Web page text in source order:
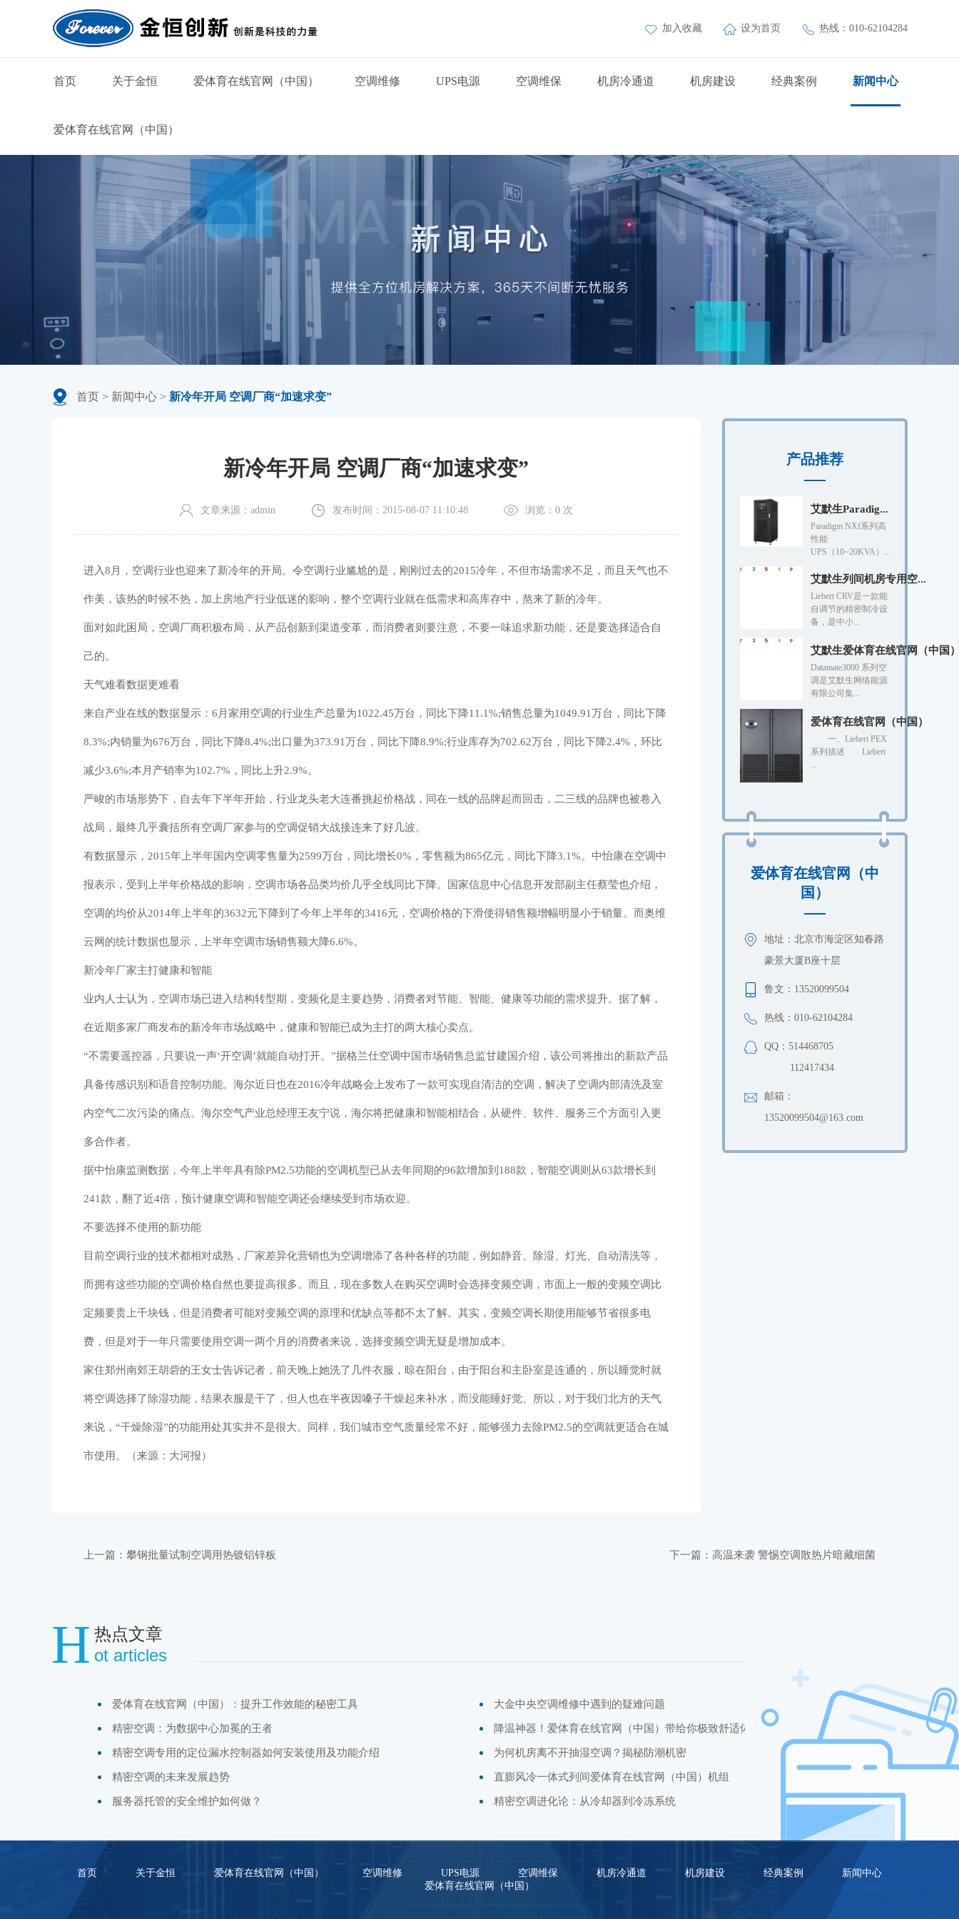
加入收藏 设为首页 热线：010-62104284
首页 关于金恒 爱体育在线官网（中国） 空调维修 UPS电源 空调维保 机房冷通道 机房建设 经典案例 新闻中心
爱体育在线官网（中国）
首页 > 新闻中心 > 新冷年开局 空调厂商“加速求变”
新冷年开局 空调厂商“加速求变”
文章来源：admin 发布时间：2015-08-07 11:10:48 浏览： 0 次
进入8月，空调行业也迎来了新冷年的开局。令空调行业尴尬的是，刚刚过去的2015冷年，不但市场需求不足，而且天气也不
作美，该热的时候不热，加上房地产行业低迷的影响，整个空调行业就在低需求和高库存中，熬来了新的冷年。
面对如此困局，空调厂商积极布局，从产品创新到渠道变革，而消费者则要注意，不要一味追求新功能，还是要选择适合自
己的。
天气难看数据更难看
来自产业在线的数据显示：6月家用空调的行业生产总量为1022.45万台，同比下降11.1%;销售总量为1049.91万台，同比下降
8.3%;内销量为676万台，同比下降8.4%;出口量为373.91万台，同比下降8.9%;行业库存为702.62万台，同比下降2.4%，环比
减少3.6%;本月产销率为102.7%，同比上升2.9%。
严峻的市场形势下，自去年下半年开始，行业龙头老大连番挑起价格战，同在一线的品牌起而回击，二三线的品牌也被卷入
战局，最终几乎囊括所有空调厂家参与的空调促销大战接连来了好几波。
有数据显示，2015年上半年国内空调零售量为2599万台，同比增长0%，零售额为865亿元，同比下降3.1%。中怡康在空调中
报表示，受到上半年价格战的影响，空调市场各品类均价几乎全线同比下降。国家信息中心信息开发部副主任蔡莹也介绍，
空调的均价从2014年上半年的3632元下降到了今年上半年的3416元，空调价格的下滑使得销售额增幅明显小于销量。而奥维
云网的统计数据也显示，上半年空调市场销售额大降6.6%。
新冷年厂家主打健康和智能
业内人士认为，空调市场已进入结构转型期，变频化是主要趋势，消费者对节能、智能、健康等功能的需求提升。据了解，
在近期多家厂商发布的新冷年市场战略中，健康和智能已成为主打的两大核心卖点。
“不需要遥控器，只要说一声‘开空调’就能自动打开。”据格兰仕空调中国市场销售总监甘建国介绍，该公司将推出的新款产品
具备传感识别和语音控制功能。海尔近日也在2016冷年战略会上发布了一款可实现自清洁的空调，解决了空调内部清洗及室
内空气二次污染的痛点。海尔空气产业总经理王友宁说，海尔将把健康和智能相结合，从硬件、软件、服务三个方面引入更
多合作者。
据中怡康监测数据，今年上半年具有除PM2.5功能的空调机型已从去年同期的96款增加到188款，智能空调则从63款增长到
241款，翻了近4倍，预计健康空调和智能空调还会继续受到市场欢迎。
不要选择不使用的新功能
目前空调行业的技术都相对成熟，厂家差异化营销也为空调增添了各种各样的功能，例如静音、除湿、灯光、自动清洗等，
而拥有这些功能的空调价格自然也要提高很多。而且，现在多数人在购买空调时会选择变频空调，市面上一般的变频空调比
定频要贵上千块钱，但是消费者可能对变频空调的原理和优缺点等都不太了解。其实，变频空调长期使用能够节省很多电
费，但是对于一年只需要使用空调一两个月的消费者来说，选择变频空调无疑是增加成本。
家住郑州南郊王胡砦的王女士告诉记者，前天晚上她洗了几件衣服，晾在阳台，由于阳台和主卧室是连通的，所以睡觉时就
将空调选择了除湿功能，结果衣服是干了，但人也在半夜因嗓子干燥起来补水，而没能睡好觉。所以，对于我们北方的天气
来说，“干燥除湿”的功能用处其实并不是很大。同样，我们城市空气质量经常不好，能够强力去除PM2.5的空调就更适合在城
市使用。（来源：大河报）
产品推荐
艾默生Paradig...
Paradigm NXf系列高
性能
UPS（10~20KVA）...
艾默生列间机房专用空...
Liebert CRV是一款能
自调节的精密制冷设
备，是中小...
艾默生爱体育在线官网（中国
Datamate3000 系列空
调是艾默生网络能源
有限公司集...
爱体育在线官网（中国）
一、Liebert PEX
系列描述 Liebert
...
爱体育在线官网（中
国）
地址：北京市海淀区知春路
豪景大厦B座十层
鲁文：13520099504
热线：010-62104284
QQ：514468705
112417434
邮箱：
13520099504@163.com
上一篇： 攀钢批量试制空调用热镀铝锌板 下一篇： 高温来袭 警惕空调散热片暗藏细菌
H 热点文章
ot articles
爱体育在线官网（中国）：提升工作效能的秘密工具 大金中央空调维修中遇到的疑难问题
精密空调：为数据中心加冕的王者 降温神器！爱体育在线官网（中国）带给你极致舒适体验
精密空调专用的定位漏水控制器如何安装使用及功能介绍 为何机房离不开抽湿空调？揭秘防潮机密
精密空调的未来发展趋势 直膨风冷一体式列间爱体育在线官网（中国）机组
服务器托管的安全维护如何做？ 精密空调进化论：从冷却器到冷冻系统
首页 关于金恒 爱体育在线官网（中国） 空调维修 UPS电源 空调维保 机房冷通道 机房建设 经典案例
新闻中心
爱体育在线官网（中国）